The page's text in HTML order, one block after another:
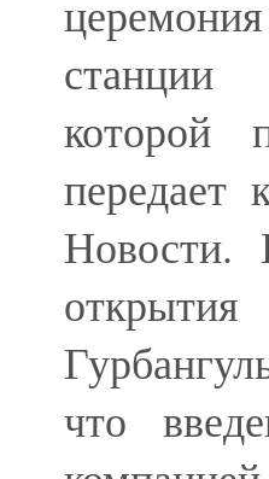
станции
которой
передает
Новости.
что